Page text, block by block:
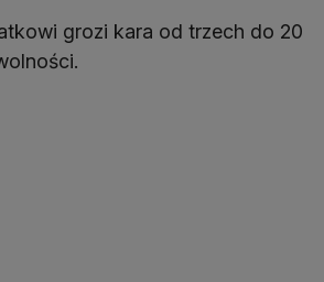
grozi kara od trzech do 20